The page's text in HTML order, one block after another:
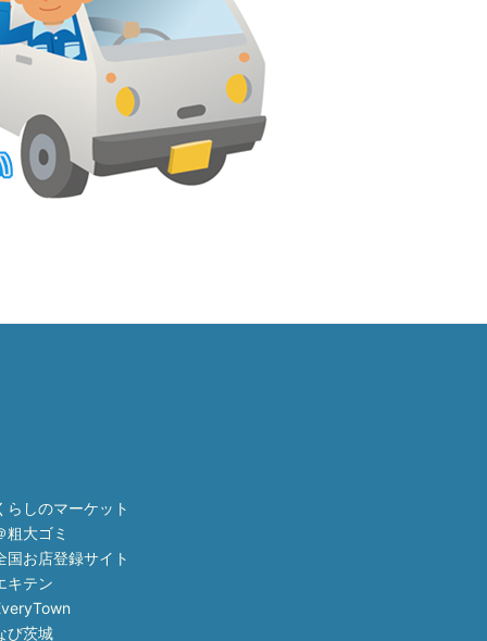
らしのマーケット
粗大ゴミ
国お店登録サイト
キテン
び茨城